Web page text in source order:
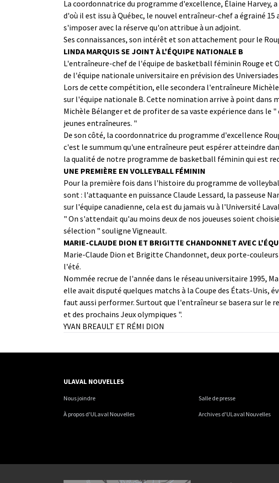
La coordonnatrice du programme d'excellence, Élaine Harvey,
d'où il est issu à Québec, le nouvel entraîneur-chef a égrainé
s'imposer avec la réserve qu'on attribue à un adjoint.
Ses connaissances, son intérêt et son attachement pour le
LINDA MARQUIS SE JOINT À L'ÉQUIPE NATIONALE B
L'entraîneure-chef de l'équipe de basketball féminin Rouge et
de l'équipe nationale universitaire en prévision des
Lors de cette compétition, elle secondera l'entraîneure
sur l'équipe nationale B. Cette nomination arrive à point dans
Michèle Bélanger et de profiter de sa vaste expérience dans
jeunes entraîneures. "
De son côté, la coordonnatrice du programme d'excellence
c'est le summum qu'une entraîneure peut espérer atteindre
la qualité de notre programme de basketball féminin qui est
UNE PREMIÈRE EN VOLLEYBALL FÉMININ
Pour la première fois dans l'histoire du programme de
sont : l'attaquante en puissance Claude Lessard, la passeuse
sur l'équipe canadienne, cela est du jamais vu à l'Université
" On s'attendait qu'au moins deux de nos joueuses soient
sélection " souligne Vigneault.
MARIE-CLAUDE DION ET BRIGITTE CHANDONNET AVEC
Marie-Claude Dion et Brigitte Chandonnet, deux porte-
l'été.
Nommée recrue de l'année dans le réseau universitaire 1995,
elle avait disputé quelques matchs à la Coupe des États-
faut aussi performer. Surtout que l'entraîneur se basera sur le
et des prochains Jeux olympiques ".
YVAN BREAULT ET RÉMI DION
ULAVAL NOUVELLES
Nous joindre Salle de presse
À propos d'ULaval Nouvelles Archives d'ULaval Nouvelles